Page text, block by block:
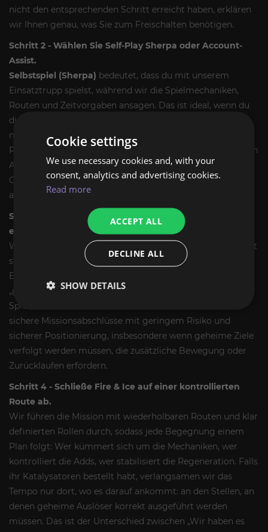
nicht den entsprechenden Schritt erreicht haben, erklären
wir Ihnen genau, was Sie zum Freischalten benötigen.
Schritt 2 - Wählen Sie Self-Play Sherpa oder Account-
Assist.
Selbstspiel (Sherpa) bedeutet, dass du mit unserem
Einsatztrupp spielst, während wir die Spielmechaniken,
Routen und Zeitvorgaben ansagen. Das ist ideal, wenn du
die Mission lernen und die volle Kontrolle behalten
möchtest. Account-Unterstützung
Profi-Team die Mission mit deiner Zustimmung auf deinem
Account abschließt; das ist in der Regel die schnellste
Option, wenn dir das Freischalten und die Katalysatoren
am wichtigsten sind.
Schritt 3 – Ein „sauberes, übersichtliches“ Setup
erstellen.
Wir achten auf praktische Ausrüstung: Überlebensfähigkeit
steht an erster Stelle, konstanter Schaden an zweiter.
Exotische Missionen scheitern oft, wenn Teams dem
„perfekten DPS“ hinterherjagen und an den
Spielmechaniken sterben. Wir konzentrieren uns auf
sichere Missionsabschlüsse mit geringem Risiko und
sicherer Positionierung, insbesondere wenn geheime Ziele
verfolgt werden müssen, die zusätzliche Bewegung oder
Zurücklaufen erfordern.
Schritt 4 - Schließe Fire & Ice auf einer kontrollierten
Route ab.
Wir führen die Mission mit wiederholbaren Routen und klar
definierten Rollen durch, sodass jede Begegnung einem
Plan folgt: Wer kümmert sich um die Mechaniken, wer
kontrolliert die Adds, wer stabilisiert die Regeneration. Falls
ihr Katalysatoren bestellt habt, verlangsamen wir das
Tempo nur dort, wo es darauf ankommt: an den Stellen, an
denen geheime Auslöser korrekt ausgeführt werden
müssen. Das ist der Unterschied zwischen „Wir haben es
Cookie settings
We use necessary cookies and, with your
consent, analytics and advertising cookies.
Read more
ACCEPT ALL
DECLINE ALL
SHOW DETAILS